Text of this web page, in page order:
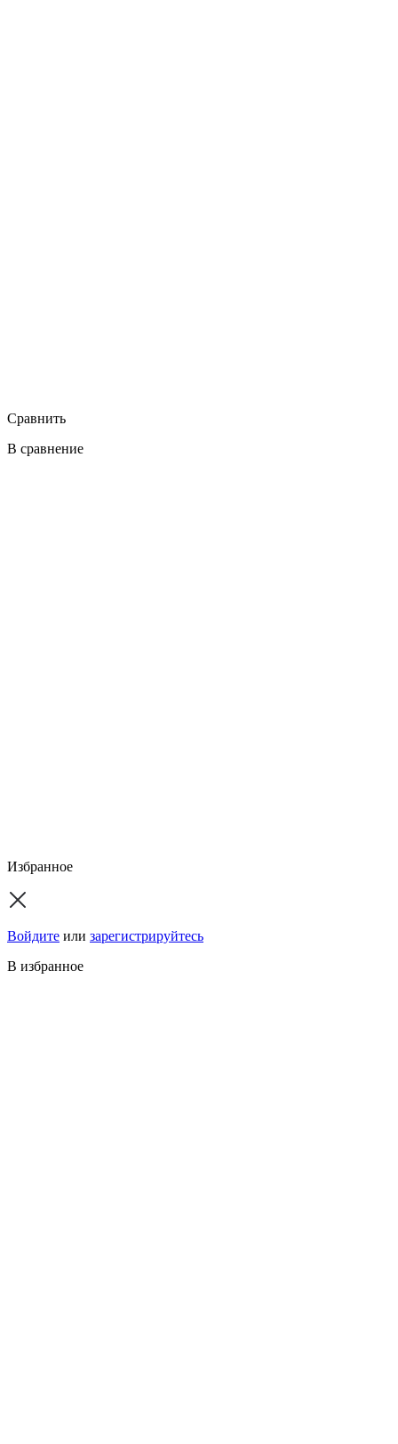
Сравнить
В сравнение
Избранное
Войдите или зарегистрируйтесь
В избранное